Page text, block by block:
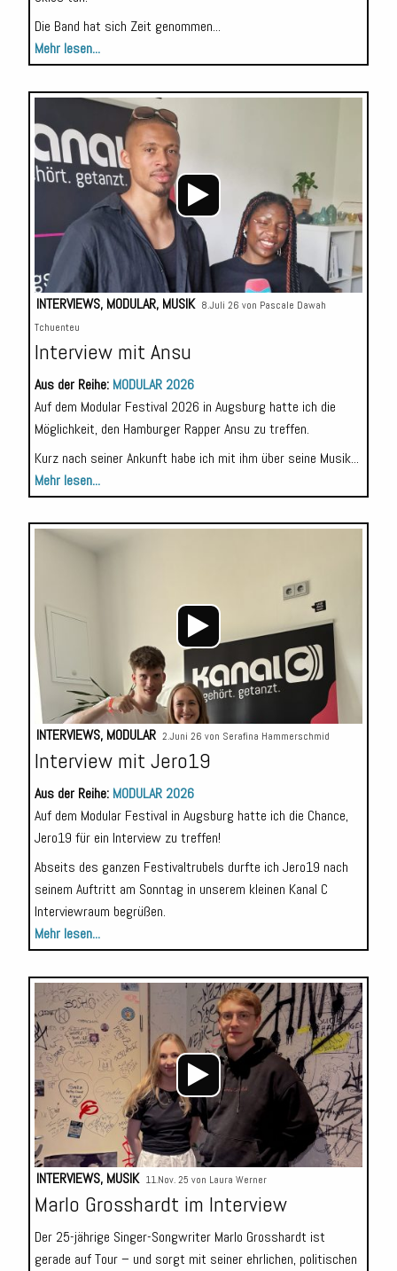
Die Band hat sich Zeit genommen...
Mehr lesen...
INTERVIEWS, MODULAR, MUSIK 8.Juli 26 von Pascale Dawah
Tchuenteu
Interview mit Ansu
Aus der Reihe: MODULAR 2026
Auf dem Modular Festival 2026 in Augsburg hatte ich die
Möglichkeit, den Hamburger Rapper Ansu zu treffen.
Kurz nach seiner Ankunft habe ich mit ihm über seine Musik...
Mehr lesen...
INTERVIEWS, MODULAR 2.Juni 26 von Serafina Hammerschmid
Interview mit Jero19
Aus der Reihe: MODULAR 2026
Auf dem Modular Festival in Augsburg hatte ich die Chance,
Jero19 für ein Interview zu treffen!
Abseits des ganzen Festivaltrubels durfte ich Jero19 nach
seinem Auftritt am Sonntag in unserem kleinen Kanal C
Interviewraum begrüßen.
Mehr lesen...
Audio-
Player
INTERVIEWS, MUSIK 11.Nov. 25 von Laura Werner
Marlo Grosshardt im Interview
Der 25-jährige Singer-Songwriter Marlo Grosshardt ist
gerade auf Tour – und sorgt mit seiner ehrlichen, politischen